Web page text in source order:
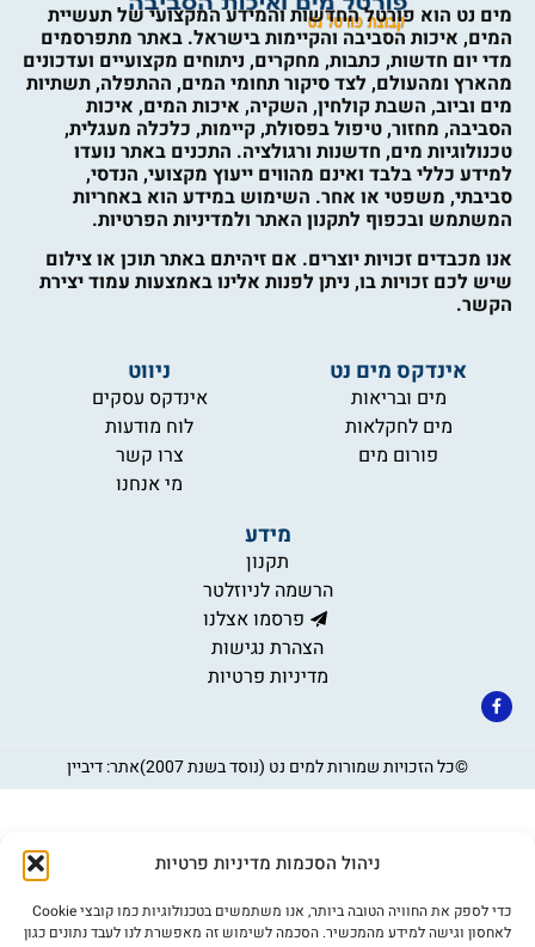
ניהול הסכמות מדיניות פרטיות
כדי לספק את החוויה הטובה ביותר, אנו משתמשים בטכנולוגיות כמו קובצי Cookie
לאחסון וגישה למידע מהמכשיר. הסכמה לשימוש זה מאפשרת לנו לעבד נתונים כגון
מים נט הוא פורטל החדשות והמידע המקצועי של תעשיית
המים, איכות הסביבה והקיימות בישראל. באתר מתפרסמים
מדי יום חדשות, כתבות, מחקרים, ניתוחים מקצועיים ועדכונים
מהארץ ומהעולם, לצד סיקור תחומי המים, ההתפלה, תשתיות
מים וביוב, השבת קולחין, השקיה, איכות המים, איכות
הסביבה, מחזור, טיפול בפסולת, קיימות, כלכלה מעגלית,
טכנולוגיות מים, חדשנות ורגולציה. התכנים באתר נועדו
למידע כללי בלבד ואינם מהווים ייעוץ מקצועי, הנדסי,
סביבתי, משפטי או אחר. השימוש במידע הוא באחריות
המשתמש ובכפוף לתקנון האתר ולמדיניות הפרטיות.
אנו מכבדים זכויות יוצרים. אם זיהיתם באתר תוכן או צילום
שיש לכם זכויות בו, ניתן לפנות אלינו באמצעות עמוד יצירת
הקשר.
אינדקס מים נט
מים ובריאות
מים לחקלאות
פורום מים
ניווט
אינדקס עסקים
לוח מודעות
צרו קשר
מי אנחנו
מידע
תקנון
הרשמה לניוזלטר
פרסמו אצלנו
הצהרת נגישות
מדיניות פרטיות
©כל הזכויות שמורות למים נט (נוסד בשנת 2007) אתר: דיביין